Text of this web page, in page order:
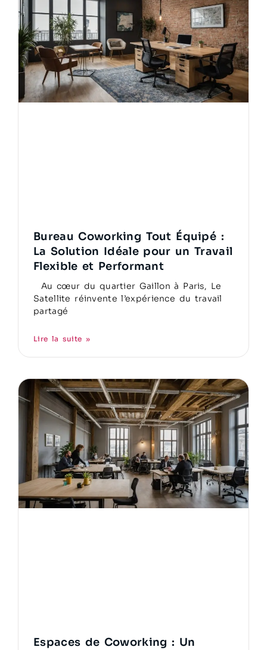
Bureau Coworking Tout Équipé :
La Solution Idéale pour un Travail
Flexible et Performant
Au cœur du quartier Gaillon à Paris, Le
Satellite réinvente l’expérience du travail
partagé
Lire la suite »
Espaces de Coworking : Un